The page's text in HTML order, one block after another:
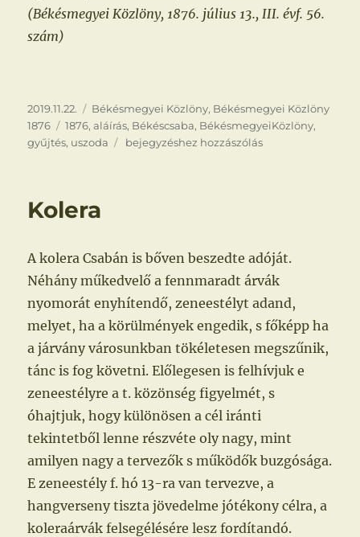
(Békésmegyei Közlöny, 1876. július 13., III. évf. 56.
szám)
Közzétéve
2019.11.22. Kategória
Békésmegyei Közlöny, Békésmegyei Közlöny
1876
Címke
1876,aláírás, Békéscsaba, BékésmegyeiKözlöny,
gyűjtés, uszoda
Aláírások
bejegyzéshez hozzászólás
Kolera
A kolera Csabán is bőven beszedte adóját.
Néhány műkedvelő a fennmaradt árvák
nyomorát enyhítendő, zeneestélyt adand,
melyet, ha a körülmények engedik, s főképp ha
a járvány városunkban tökéletesen megszűnik,
tánc is fog követni. Előlegesen is felhívjuk e
zeneestélyre a t. közönség figyelmét, s
óhajtjuk, hogy különösen a cél iránti
tekintetből lenne részvéte oly nagy, mint
amilyen nagy a tervezők s működők buzgósága.
E zeneestély f. hó 13-ra van tervezve, a
hangverseny tiszta jövedelme jótékony célra, a
koleraárvák felsegélésére lesz fordítandó.